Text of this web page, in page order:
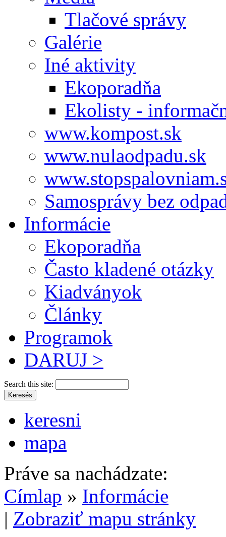
Tlačové správy
Galérie
Iné aktivity
Ekoporadňa
Ekolisty -
www.kompost.sk
www.nulaodpadu.sk
Samosprávy bez
Informácie
Ekoporadňa
Často kladené otázky
Kiadványok
Články
Programok
DARUJ >
Search this site:
keresni
mapa
Práve sa nachádzate:
Címlap » Informácie
| Zobraziť mapu stránky